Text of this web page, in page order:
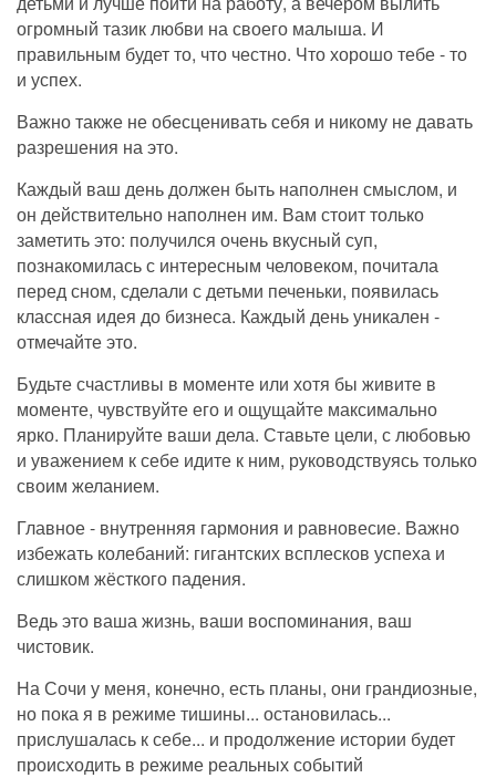
огромный тазик любви на своего малыша. И
правильным будет то, что честно. Что хорошо тебе - то
и успех.
Важно также не обесценивать себя и никому не давать
разрешения на это.
Каждый ваш день должен быть наполнен смыслом, и
он действительно наполнен им. Вам стоит только
заметить это: получился очень вкусный суп,
познакомилась с интересным человеком, почитала
перед сном, сделали с детьми печеньки, появилась
классная идея до бизнеса. Каждый день уникален -
отмечайте это.
Будьте счастливы в моменте или хотя бы живите в
моменте, чувствуйте его и ощущайте максимально
ярко. Планируйте ваши дела. Ставьте цели, с любовью
и уважением к себе идите к ним, руководствуясь только
своим желанием.
Главное - внутренняя гармония и равновесие. Важно
избежать колебаний: гигантских всплесков успеха и
слишком жёсткого падения.
Ведь это ваша жизнь, ваши воспоминания, ваш
чистовик.
На Сочи у меня, конечно, есть планы, они грандиозные,
но пока я в режиме тишины... остановилась...
прислушалась к себе... и продолжение истории будет
происходить в режиме реальных событий